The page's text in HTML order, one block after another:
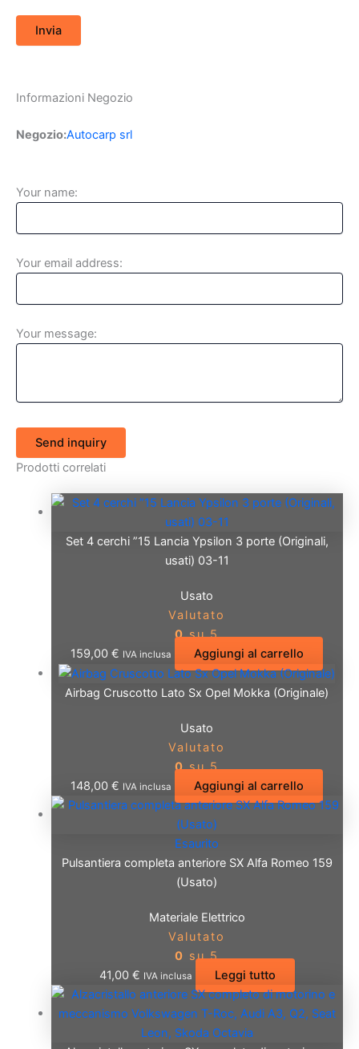
Informazioni Negozio
Negozio:Autocarp srl
Your name:
Your email address:
Your message:
Send inquiry
Prodotti correlati
Set 4 cerchi ”15 Lancia Ypsilon 3 porte (Originali,
usati) 03-11
Usato
Valutato
0su 5
159,00€ IVA inclusa Aggiungi al carrello
Airbag Cruscotto Lato Sx Opel Mokka (Originale)
Usato
Valutato
0su 5
148,00€ IVA inclusa Aggiungi al carrello
Esaurito
Pulsantiera completa anteriore SX Alfa Romeo 159
(Usato)
Materiale Elettrico
Valutato
0 su 5
41,00 € IVA inclusa Leggi tutto